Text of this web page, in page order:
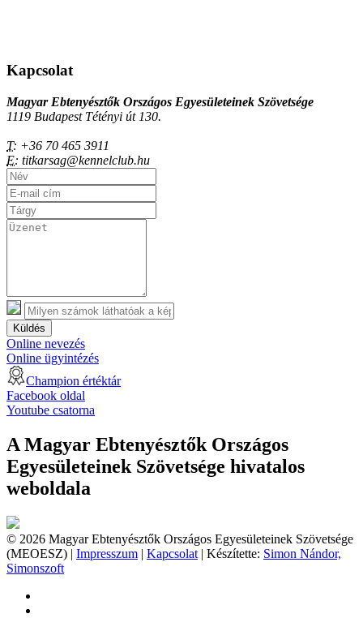
Kapcsolat
Magyar Ebtenyésztők Országos Egyesületeinek Szövetsége
1119 Budapest Tétényi út 130.
T: +36 70 465 3911
E: titkarsag@kennelclub.hu
Küldés
Online nevezés
Online ügyintézés
Champion értéktár
Facebook oldal
Youtube csatorna
A Magyar Ebtenyésztők Országos
Egyesületeinek Szövetsége hivatalos
weboldala
© 2026 Magyar Ebtenyésztők Országos Egyesületeinek Szövetsége
(MEOESZ) | Impresszum | Kapcsolat | Készítette: Simon Nándor,
Simonszoft